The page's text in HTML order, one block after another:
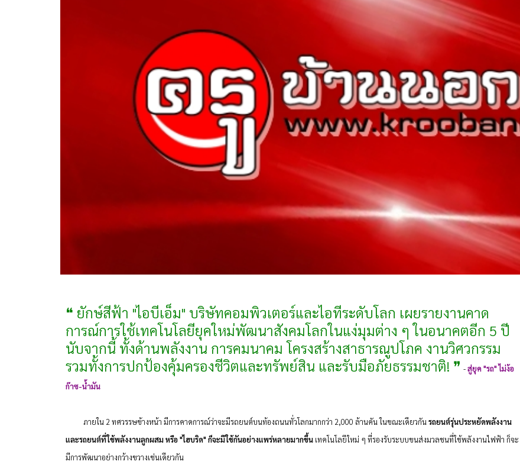
❝ ยักษ์สีฟ้า "ไอบีเอ็ม" บริษัทคอมพิวเตอร์และไอทีระดับโลก เผยรายงานคาด
การณ์การใช้เทคโนโลยียุคใหม่พัฒนาสังคมโลกในแง่มุมต่าง ๆ ในอนาคตอีก 5 ปี
นับจากนี้ ทั้งด้านพลังงาน การคมนาคม โครงสร้างสาธารณูปโภค งานวิศวกรรม
รวมทั้งการปกป้องคุ้มครองชีวิตและทรัพย์สิน และรับมือภัยธรรมชาติ! ❞ -สู่ยุค "รถ" ไม่ง้อ
ก๊าซ-น้ำมัน
ภายใน 2 ทศวรรษข้างหน้า มีการคาดการณ์ว่าจะมีรถยนต์บนท้องถนนทั่วโลกมากกว่า 2,000 ล้านคัน ในขณะเดียวกันรถยนต์รุ่นประหยัดพลังงาน
และรถยนต์ที่ใช้พลังงานลูกผสม หรือ "ไฮบริด" ก็จะมีใช้กันอย่างแพร่หลายมากขึ้น เทคโนโลยีใหม่ ๆ ที่รองรับระบบขนส่งมวลชนที่ใช้พลังงานไฟฟ้า ก็จะ
มีการพัฒนาอย่างกว้างขวางเช่นเดียวกัน